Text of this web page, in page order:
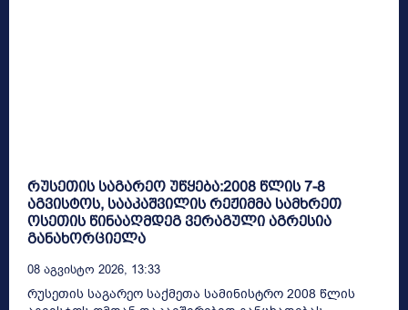
რუსეთის საგარეო უწყება:2008 წლის 7-8
აგვისტოს, სააკაშვილის რეჟიმმა სამხრეთ
ოსეთის წინააღმდეგ ვერაგული აგრესია
განახორციელა
08 Აგვისტო 2026, 13:33
რუსეთის საგარეო საქმეთა სამინისტრო 2008 წლის